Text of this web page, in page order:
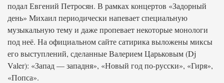
подал Евгений Петросян. В рамках концертов «Задорный
день» Михаил периодически напевает специальную
музыкальную тему и даже пропевает некоторые монологи
под неё. На официальном сайте сатирика выложены миксы
его выступлений, сделанные Валерием Царьковым (Dj
Valer): «Запад — западня», «Новый год по-русски», «Гиря»,
«Попса».